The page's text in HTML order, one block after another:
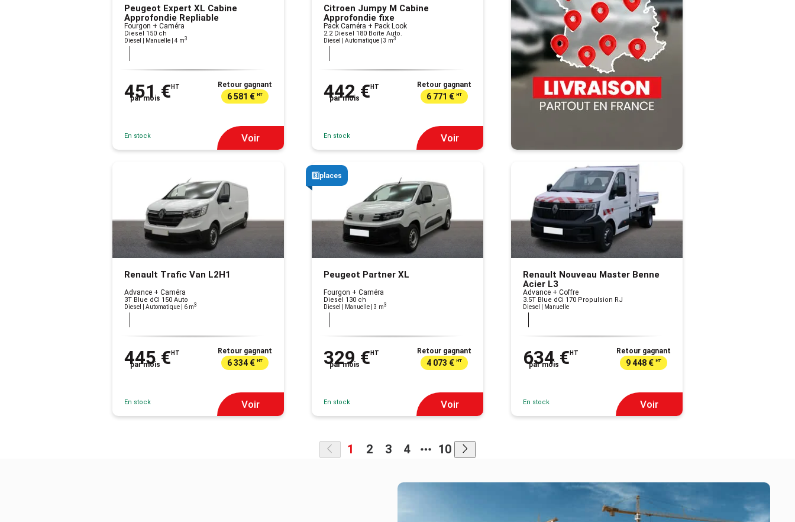
Peugeot Expert XL Cabine
Approfondie Repliable
Fourgon + Caméra
Diesel 150 ch
Diesel | Manuelle | 4 m3
451 €HT
par mois
Retour gagnant
6 581 €HT
En stock Voir
Citroen Jumpy M Cabine
Approfondie fixe
Pack Caméra + Pack Look
2.2 Diesel 180 Boîte Auto.
Diesel | Automatique | 3 m3
442 € HT
par mois
Retour gagnant
6 771 € HT
En stock Voir
Renault Trafic Van L2H1
Advance + Caméra
3T Blue dCI 150 Auto
Diesel | Automatique | 6 m3
445 €HT
par mois
Retour gagnant
6 334 €HT
En stock Voir
3️⃣places
Peugeot Partner XL
Fourgon + Caméra
Diesel 130 ch
Diesel | Manuelle | 3 m3
329 € HT
par mois
Retour gagnant
4 073 € HT
En stock Voir
Renault Nouveau Master Benne
Acier L3
Advance + Coffre
3.5T Blue dCi 170 Propulsion RJ
Diesel | Manuelle
634 € HT
par mois
Retour gagnant
9 448 € HT
En stock Voir
1 2 3 4 10